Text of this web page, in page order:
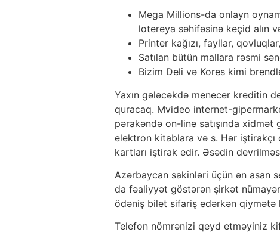
Mega Millions-da onlayn
lotereya səhifəsinə keçid alın
Printer kağızı, fayllar,
Satılan bütün mallara rəsmi
Bizim Deli və Kores kimi
Yaxın gələcəkdə menecer kreditin
quracaq. Mvideo internet-
pərakəndə on-line satışında
elektron kitablara və s. Hər iştirakçı
kartları iştirak edir. Əsədin
Azərbaycan sakinləri üçün ən asan
da fəaliyyət göstərən şirkət
ödəniş bilet sifariş edərkən qiymətə
Telefon nömrənizi qeyd etməyiniz